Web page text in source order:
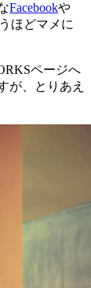
Facebookや
ほどマメに
ページへ
が、とりあえ